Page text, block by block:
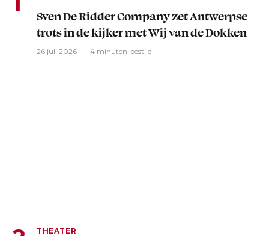
Sven De Ridder Company zet Antwerpse
trots in de kijker met Wij van de Dokken
26 juli 2026 4 minuten leestijd
THEATER